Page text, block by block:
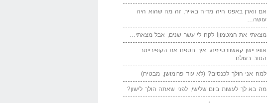
אם ווארן באפט היה מדיה באייר, זה מה שהוא היה
עושה…
מצאתי את המטמון! לקח לי עשר שנים, אבל מצאתי…
אופריישן קאשוורטייזינג: איך חטפנו את הקופירייטר
הטוב בעולם.
למה אני הולך לכנסים? (לא עוד פרומושן, מבטיח)
מה בא לך לעשות ביום שלישי, לפני שאתה הולך לישון?